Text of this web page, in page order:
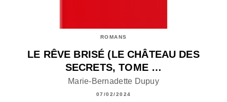
ROMANS
LE RÊVE BRISÉ (LE CHÂTEAU DES
SECRETS, TOME …
Marie-Bernadette Dupuy
07/02/2024